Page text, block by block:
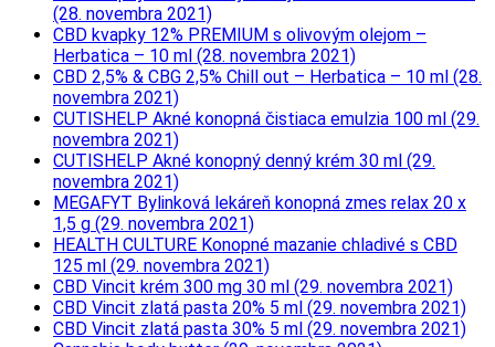
(28. novembra 2021)
CBD kvapky 12% PREMIUM s olivovým olejom –
Herbatica – 10 ml (28. novembra 2021)
CBD 2,5% & CBG 2,5% Chill out – Herbatica – 10 ml (28.
novembra 2021)
CUTISHELP Akné konopná čistiaca emulzia 100 ml (29.
novembra 2021)
CUTISHELP Akné konopný denný krém 30 ml (29.
novembra 2021)
MEGAFYT Bylinková lekáreň konopná zmes relax 20 x
1,5 g (29. novembra 2021)
HEALTH CULTURE Konopné mazanie chladivé s CBD
125 ml (29. novembra 2021)
CBD Vincit krém 300 mg 30 ml (29. novembra 2021)
CBD Vincit zlatá pasta 20% 5 ml (29. novembra 2021)
CBD Vincit zlatá pasta 30% 5 ml (29. novembra 2021)